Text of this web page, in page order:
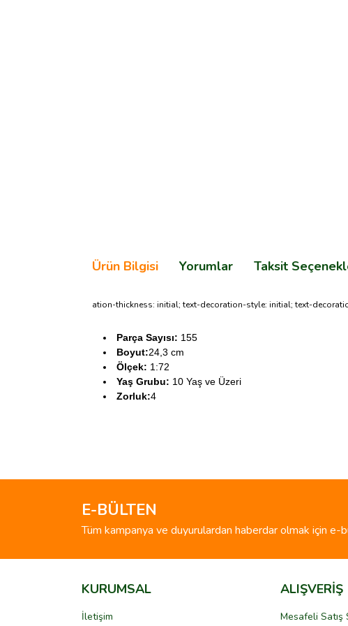
Ürün Bilgisi Yorumlar Taksit
ation-thickness: initial; text-decoration-style: initial; text-
Parça Sayısı: 155
Boyut:24,3 cm
Ölçek: 1:72
Yaş Grubu: 10 Yaş ve Üzeri
Zorluk:4
Ürün resmi kalitesiz, bozuk veya görüntülenemiyor.
Bu ürüne benzer farklı alternatifler olmalı.
E-BÜLTEN
Tüm kampanya ve duyurulardan haberdar olmak için e-
KURUMSAL
İletişim
ALIŞVERİŞ
Mesafeli Satış